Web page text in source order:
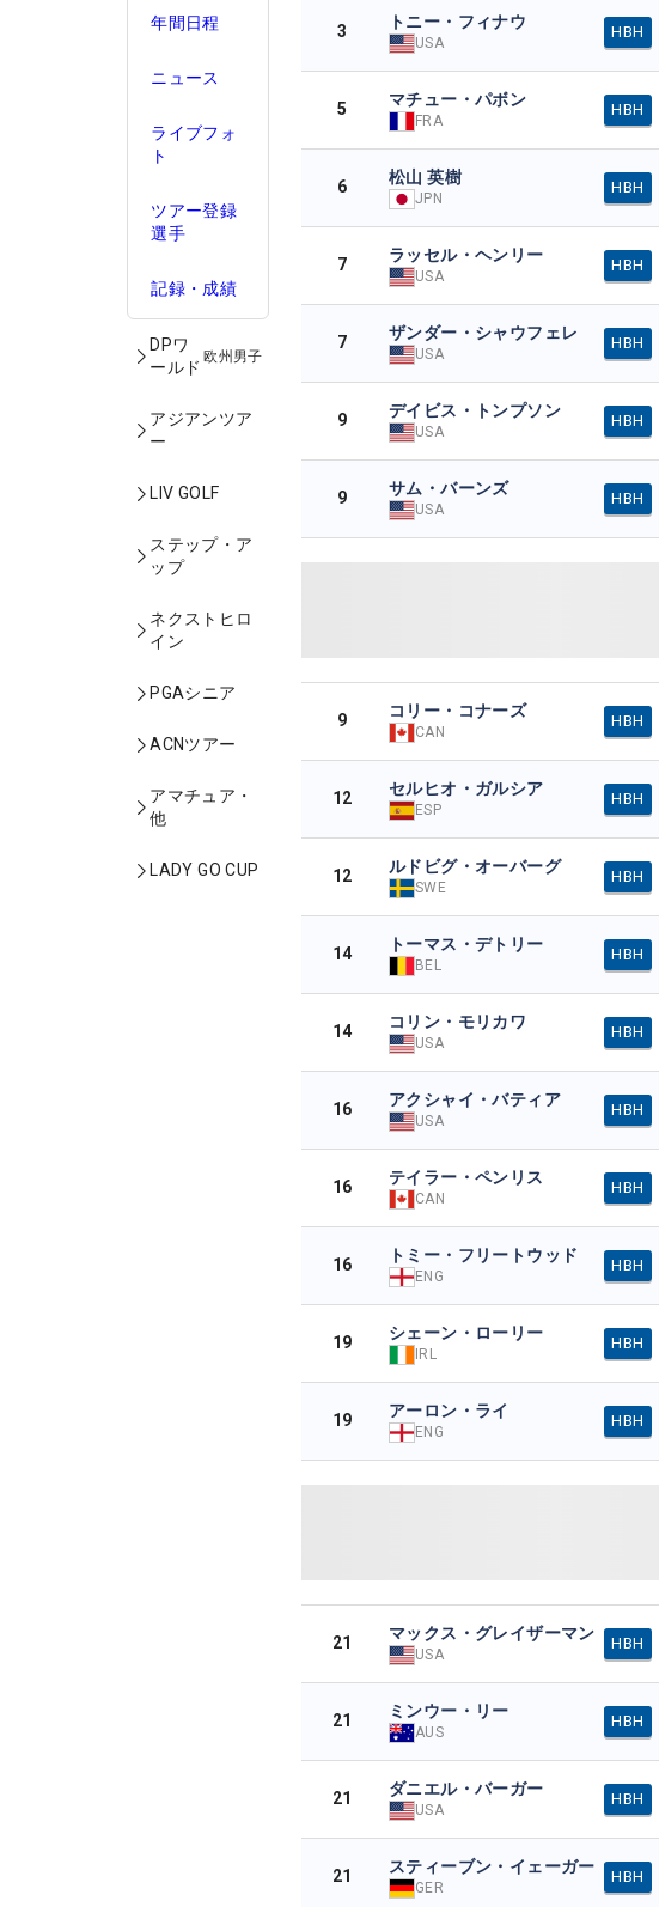
年間日程
ニュース
ライブフォ
ト
ツアー登録
選手
記録・成績
DPワ
ールド
欧州男子
アジアンツア
ー
LIV GOLF
ステップ・ア
ップ
ネクストヒロ
イン
PGAシニア
ACNツアー
アマチュア・
他
LADY GO CUP
3 トニー・フィナウ
USA
HBH
5 マチュー・パボン
FRA
HBH
6 松山 英樹
JPN
HBH
7 ラッセル・ヘンリー
USA
HBH
7 ザンダー・シャウフェレ
USA
HBH
9 デイビス・トンプソン
USA
HBH
9 サム・バーンズ
USA
HBH
9 コリー・コナーズ
CAN
HBH
12 セルヒオ・ガルシア
ESP
HBH
12 ルドビグ・オーバーグ
SWE
HBH
14 トーマス・デトリー
BEL
HBH
14 コリン・モリカワ
USA
HBH
16 アクシャイ・バティア
USA
HBH
16 テイラー・ペンリス
CAN
HBH
16 トミー・フリートウッド
ENG
HBH
19 シェーン・ローリー
IRL
HBH
19 アーロン・ライ
ENG
HBH
21 マックス・グレイザーマン
USA
HBH
21 ミンウー・リー
AUS
HBH
21 ダニエル・バーガー
USA
HBH
21 スティーブン・イェーガー
GER
HBH